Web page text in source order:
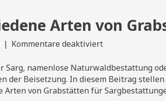
Arten von
| Kommentare deaktiviertfür
Arten
von
Grabstätten
Sarg, namenlose Naturwaldbestattung
der Beisetzung. In diesem Beitrag
Arten von Grabstätten für